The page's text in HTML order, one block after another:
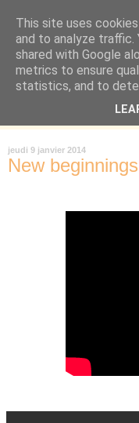
Là où je
"Les temps sont durs
j'ai le cœur à l'affût et
vous-même, tous les
jeudi 9 janvier 2014
New beginnings
This site uses
and to analyze traffic.
shared with Google
metrics to ensure
statistics, and to